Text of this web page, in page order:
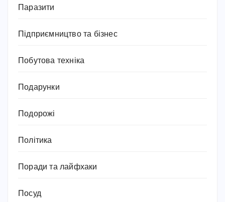
Паразити
Підприємництво та бізнес
Побутова техніка
Подарунки
Подорожі
Політика
Поради та лайфхаки
Посуд